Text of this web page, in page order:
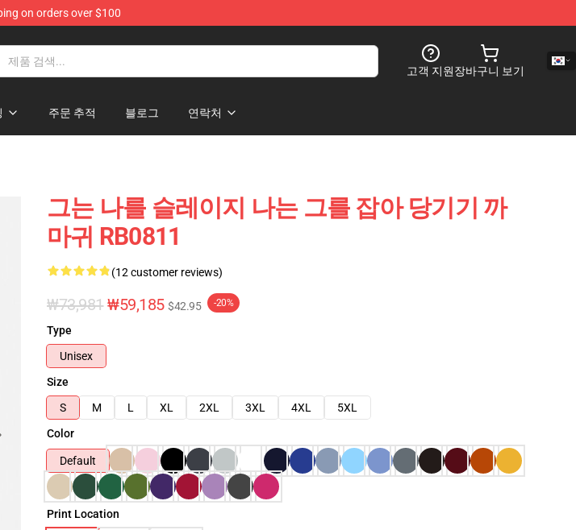
on orders over $100
고객 지원장바구니 보기
주문 추적 블로그 연락처
그는 나를 슬레이지 나는 그를 잡아 당기기 까
마귀 RB0811
(12 customer reviews)
₩73,981 ₩59,185 $42.95 -20%
Type
Unisex
Size
S
M L XL 2XL 3XL 4XL
5XL
Color
Default
Print Location